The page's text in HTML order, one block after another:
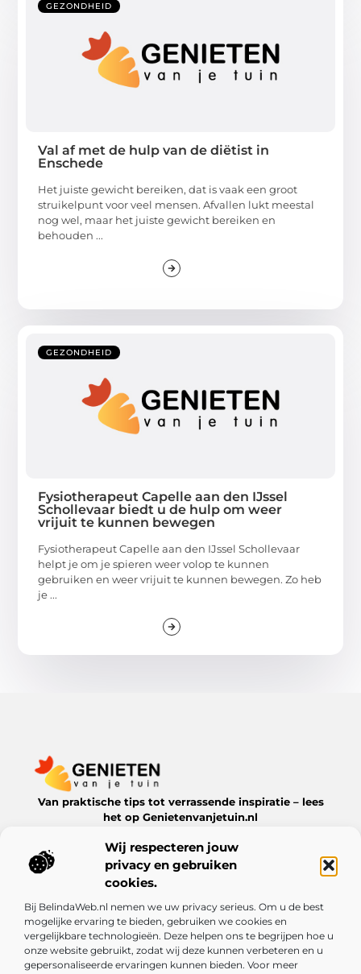
Wij respecteren jouw
privacy en gebruiken
cookies.
Bij BelindaWeb.nl nemen we uw privacy serieus. Om u de best
mogelijke ervaring te bieden, gebruiken we cookies en
vergelijkbare technologieën. Deze helpen ons te begrijpen hoe u
onze website gebruikt, zodat wij deze kunnen verbeteren en u
gepersonaliseerde ervaringen kunnen bieden. Voor meer
GEZONDHEID
Val af met de hulp van de diëtist in
Enschede
Het juiste gewicht bereiken, dat is vaak een groot
struikelpunt voor veel mensen. Afvallen lukt meestal
nog wel, maar het juiste gewicht bereiken en
behouden ...
GEZONDHEID
Fysiotherapeut Capelle aan den IJssel
Schollevaar biedt u de hulp om weer
vrijuit te kunnen bewegen
Fysiotherapeut Capelle aan den IJssel Schollevaar
helpt je om je spieren weer volop te kunnen
gebruiken en weer vrijuit te kunnen bewegen. Zo heb
je ...
Van praktische tips tot verrassende inspiratie – lees
het op Genietenvanjetuin.nl
leefomgeving te bieden heeft.
Bericht categorie
Onze informatie